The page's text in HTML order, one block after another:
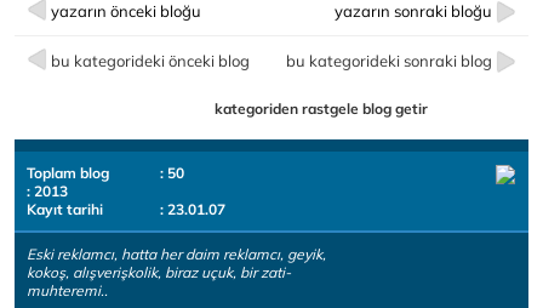
yazarın önceki bloğu yazarın sonraki bloğu
bu kategorideki önceki blog bu kategorideki sonraki blog
kategoriden rastgele blog getir
Toplam blog
: 50
: 2013
Kayıt tarihi
: 23.01.07
Eski reklamcı, hatta her daim reklamcı, geyik,
kokoş, alışverişkolik, biraz uçuk, bir zati-
muhteremi..